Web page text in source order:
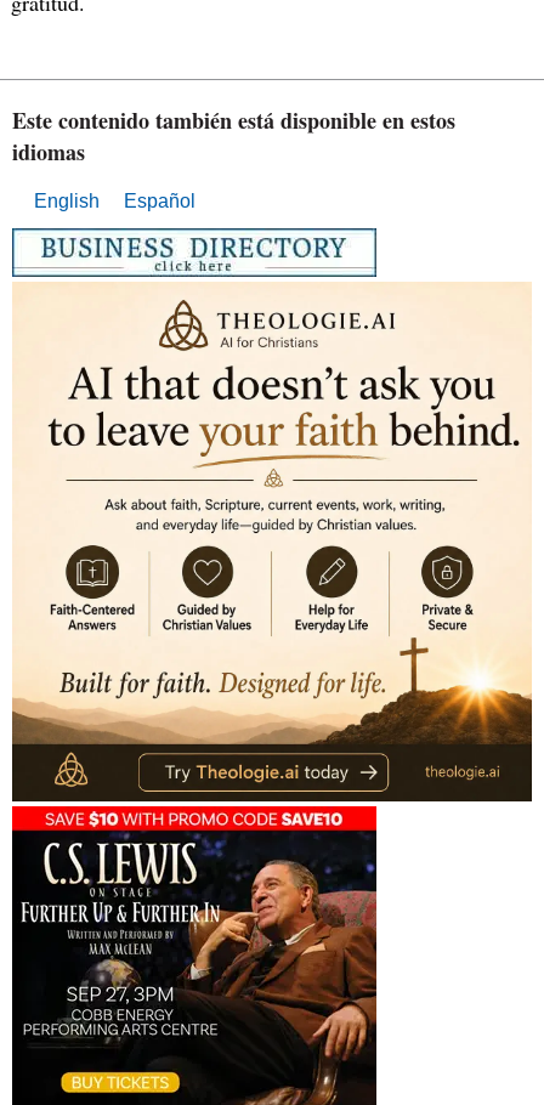
Este contenido también está disponible en estos
idiomas
English Español